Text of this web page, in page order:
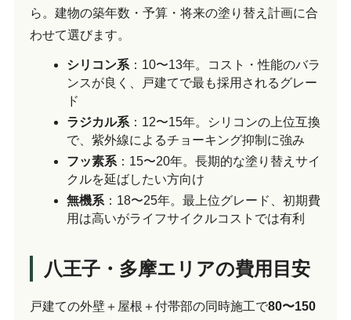
ら。建物の築年数・予算・将来の塗り替え計画に合
わせて選びます。
シリコン系 ：10〜13年。コスト・性能のバラ
ンスが良く、戸建てで最も採用されるグレー
ド
ラジカル系 ：12〜15年。シリコンの上位互換
で、紫外線によるチョーキング抑制に強み
フッ素系 ：15〜20年。長期的な塗り替えサイ
クルを延ばしたい方向け
無機系 ：18〜25年。最上位グレード、初期費
用は高いがライフサイクルコストでは有利
八王子・多摩エリアの費用目安
戸建ての外壁＋屋根＋付帯部の同時施工で80〜150